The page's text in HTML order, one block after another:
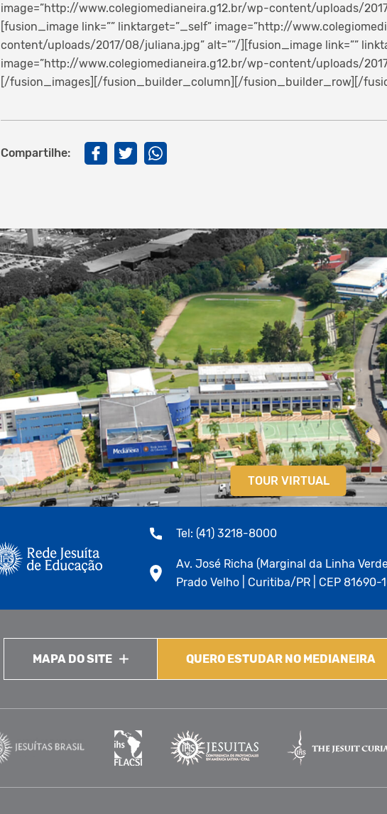
image=”http://www.colegiomedianeira.g12.br/wp-content/uploads/
[fusion_image link=”” linktarget=”_self” image=”http://
content/uploads/2017/08/juliana.jpg” alt=””/][fusion_image link=””
image=”http://www.colegiomedianeira.g12.br/wp-content/uploads/
[/fusion_images][/fusion_builder_column][/fusion_builder_row][/
Compartilhe:
TOUR VIRTUAL
Tel: (41) 3218-8000
Av. José Richa (Marginal da Linha
Prado Velho | Curitiba/PR | CEP 81690-
MAPA DO SITE QUERO ESTUDAR NO MEDIANEIRA